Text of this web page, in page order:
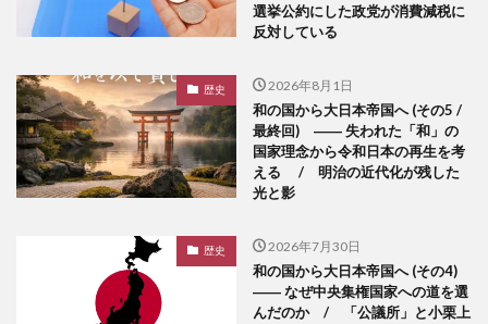
選挙公約にした政党が消費減税に
反対している
歴史 2026年8月1日
和の国から大日本帝国へ (その5 /
最終回) ―― 失われた「和」の
国家理念から令和日本の再生を考
える / 明治の近代化が残した
光と影
歴史 2026年7月30日
和の国から大日本帝国へ (その4)
―― なぜ中央集権国家への道を選
んだのか / 「公議所」と小栗上